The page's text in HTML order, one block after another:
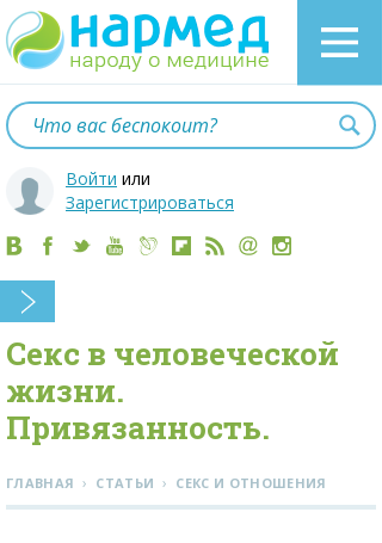
Войти или
Зарегистрироваться
Секс в человеческой
жизни.
Привязанность.
ГЛАВНАЯ › СТАТЬИ › СЕКС И ОТНОШЕНИЯ